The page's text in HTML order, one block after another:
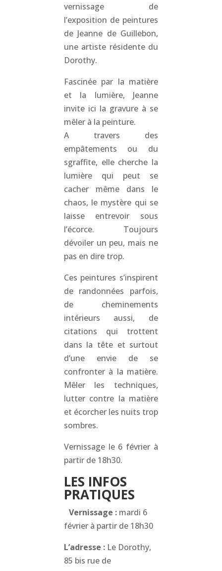
vernissage de
l’exposition de peintures
de Jeanne de Guillebon,
une artiste résidente du
Dorothy.
Fascinée par la matière
et la lumière, Jeanne
invite ici la gravure à se
mêler à la peinture.
A travers des
empâtements ou du
sgraffite, elle cherche la
lumière qui peut se
cacher même dans le
chaos, le mystère qui se
laisse entrevoir sous
l’écorce. Toujours
dévoiler un peu, mais ne
pas en dire trop.
Ces peintures s’inspirent
de randonnées parfois,
de cheminements
intérieurs aussi, de
citations qui trottent
dans la tête et surtout
d’une envie de se
confronter à la matière.
Mêler les techniques,
lutter contre la matière
et écorcher les nuits trop
sombres.
Vernissage le 6 février à
partir de 18h30.
LES INFOS
PRATIQUES
Vernissage :mardi 6
février à partir de 18h30
L’adresse :Le Dorothy,
85 bis rue de